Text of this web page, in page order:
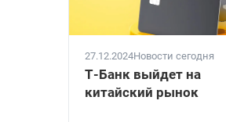
27.12.2024Новости сегодня
Т-Банк выйдет на
китайский рынок